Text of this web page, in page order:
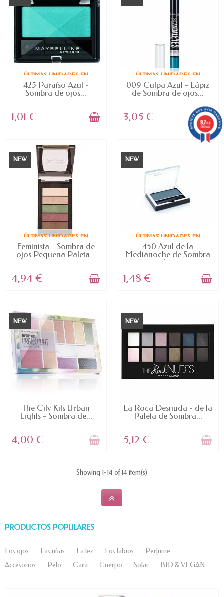
ÚLTIMAS UNIDADES EN
STOCK
425 Paraíso Azul -
Sombra de ojos...
1,01 €
ÚLTIMAS UNIDADES EN
STOCK
009 Culpa Azul - Lápiz
de Sombra de ojos...
3,05 €
NEW
ÚLTIMAS UNIDADES EN
STOCK
Feminista - Sombra de
ojos Pequeña Paleta...
4,94 €
NEW
ÚLTIMAS UNIDADES EN
STOCK
450 Azul de la
Medianoche de Sombra
de...
1,48 €
NEW
FUERA DE STOCK
The City Kits Urban
Lights - Sombra de...
4,00 €
NEW
FUERA DE STOCK
La Roca Desnuda - de la
Paleta de Sombra...
5,12 €
Showing 1-14 of 14 item(s)
PRODUCTOS POPULARES
Los ojos Las uñas La tez Los labios
Perfume
Accesorios
Pelo Cara Cuerpo Solar BIO & VEGAN
9.7/10
5887 avis